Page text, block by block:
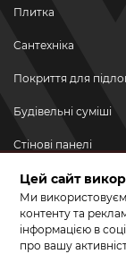
Плитка
Сантехніка
Покриття для
Будівельні суміші
Стінові панелі
Новинки
Акційні товари
Акції/Знижки
Цей сайт
Ми
контенту та
інформацією в
про вашу